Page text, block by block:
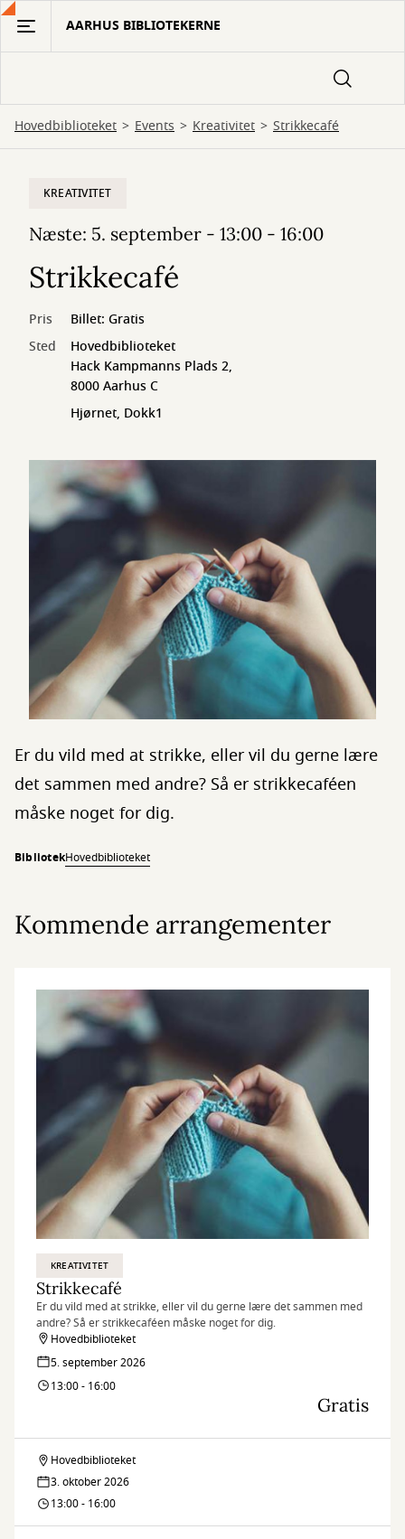
Gå
hovedindhold
AARHUS BIBLIOTEKERNE
Hovedbiblioteket Events Kreativitet Strikkecafé
KREATIVITET
Næste: 5. september - 13:00 - 16:00
Strikkecafé
Pris
Billet: Gratis
Sted
Hovedbiblioteket
Hack Kampmanns Plads 2,
8000 Aarhus C
Hjørnet, Dokk1
Er du vild med at strikke, eller vil du gerne lære
det sammen med andre? Så er strikkecaféen
måske noget for dig.
BibliotekHovedbiblioteket
Kommende arrangementer
KREATIVITET
Strikkecafé
Er du vild med at strikke, eller vil du gerne lære det sammen med
andre? Så er strikkecaféen måske noget for dig.
Hovedbiblioteket
5. september 2026
13:00 - 16:00
Gratis
Strikkecafé
Hovedbiblioteket
3. oktober 2026
13:00 - 16:00